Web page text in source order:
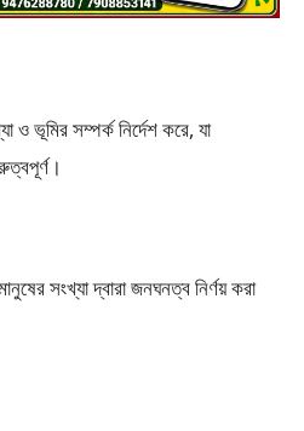
ভূমির সম্পর্ক নির্দেশ করে, যা
সংখ্যা দ্বারা জনঘনত্ব নির্ণয় করা